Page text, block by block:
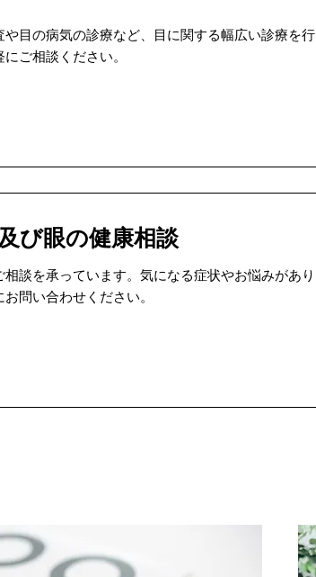
や目の病気の診療など、目に関する幅広い診療を行
ご相談ください。
び眼の健康相談
相談を承っています。気になる症状やお悩みがあり
問い合わせください。